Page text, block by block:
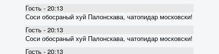
Гость - 20:13
Соси обосраный хуй Палонскава, чатопидар московски!
Гость - 20:13
Соси обосраный хуй Палонскава, чатопидар московски!
Гость - 20:13